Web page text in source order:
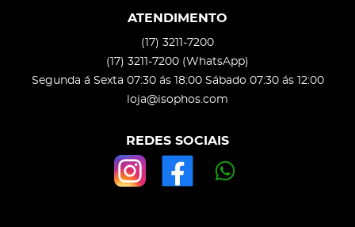
ATENDIMENTO
(17) 3211-7200
(17) 3211-7200 (WhatsApp)
Segunda á Sexta 07:30 ás 18:00 Sábado 07:30 ás 12:00
loja@isophos.com
REDES SOCIAIS